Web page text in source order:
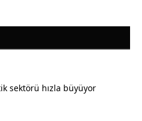
sektörü hızla büyüyor